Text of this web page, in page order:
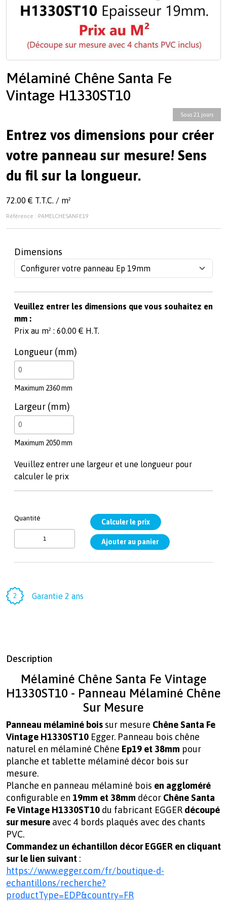
Mélaminé Chêne Santa Fe
Vintage H1330ST10
Sous 21 jours
Entrez vos dimensions pour créer
votre panneau sur mesure! Sens
du fil sur la longueur.
72.00 € T.T.C. / m²
Référence : PAMELCHESANFE19
Dimensions
Veuillez entrer les dimensions que vous souhaitez en
mm :
Prix au m² : 60.00 € H.T.
Longueur (mm)
Maximum 2360 mm
Largeur (mm)
Maximum 2050 mm
Veuillez entrer une largeur et une longueur pour
calculer le prix
Quantité
Garantie 2 ans
Description
Mélaminé Chêne Santa Fe Vintage
H1330ST10 - Panneau Mélaminé Chêne
Sur Mesure
Panneau mélaminé boissur mesure Chêne Santa Fe
Vintage H1330ST10 Egger. Panneau bois chêne
naturel en mélaminé Chêne Ep19 et 38mm pour
planche et tablette mélaminé décor bois sur
mesure.
Planche en panneau mélaminé bois en aggloméré
configurable en 19mm et 38mm décor Chêne Santa
Fe Vintage H1330ST10 du fabricant EGGER découpé
sur mesure avec 4 bords plaqués avec des chants
PVC.
Commandez un échantillon décor EGGER en cliquant
sur le lien suivant :
https://www.egger.com/fr/boutique-d-
echantillons/recherche?
productType=EDP&country=FR